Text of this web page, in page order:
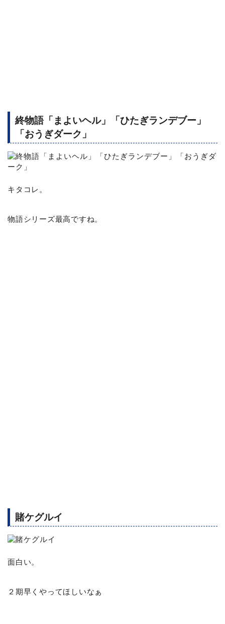
終物語「まよいヘル」「ひたぎランデブー」
「おうぎダーク」
キタコレ。
物語シリーズ最高ですね。
賭ケグルイ
面白い。
２期早くやってほしいなぁ